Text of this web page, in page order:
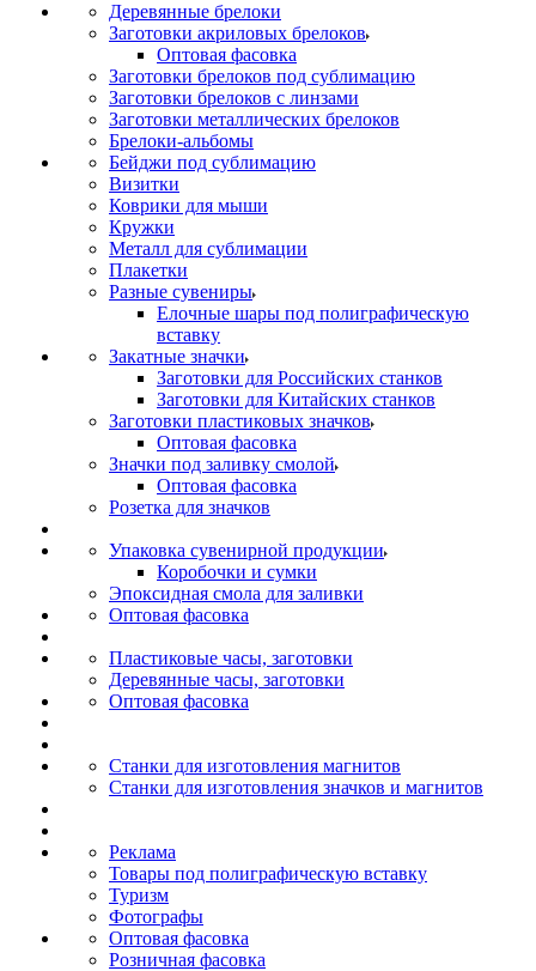
Деревянные брелоки
Заготовки акриловых брелоков
Оптовая фасовка
Заготовки брелоков под сублимацию
Заготовки брелоков с линзами
Заготовки металлических брелоков
Брелоки-альбомы
Бейджи под сублимацию
Визитки
Коврики для мыши
Кружки
Металл для сублимации
Плакетки
Разные сувениры
Елочные шары под полиграфическую
вставку
Закатные значки
Заготовки для Российских станков
Заготовки для Китайских станков
Заготовки пластиковых значков
Оптовая фасовка
Значки под заливку смолой
Оптовая фасовка
Розетка для значков
Упаковка сувенирной продукции
Коробочки и сумки
Эпоксидная смола для заливки
Оптовая фасовка
Пластиковые часы, заготовки
Деревянные часы, заготовки
Оптовая фасовка
Станки для изготовления магнитов
Станки для изготовления значков и магнитов
Реклама
Товары под полиграфическую вставку
Туризм
Фотографы
Оптовая фасовка
Розничная фасовка